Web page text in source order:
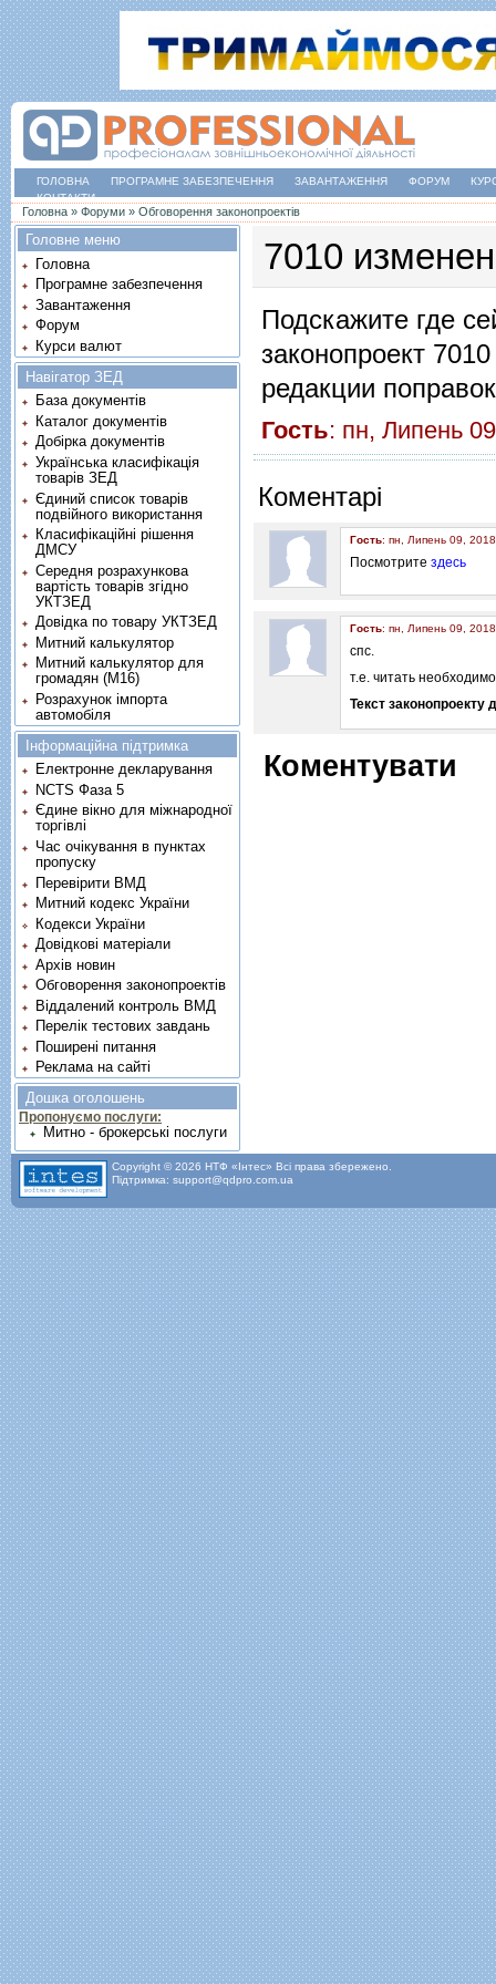
ГОЛОВНА ПРОГРАМНЕ ЗАБЕЗПЕЧЕННЯ ЗАВАНТАЖЕННЯ ФОРУМ
КОНТАКТИ
Ви є тут
Головна » Форуми » Обговорення законопроектів
7010
Подскажите где
законопроект
редакции
Гость: пн, Липень
Коментарі
Гость: пн, Липень 09,
Посмотрите здесь
Гость: пн, Липень 09,
спс.
т.е. читать
Текст законопроекту
Коментувати
Головне меню
Головна
Програмне забезпечення
Завантаження
Форум
Курси валют
Навігатор ЗЕД
База документів
Каталог документів
Добірка документів
Українська класифікація
товарів ЗЕД
Єдиний список товарів
подвійного використання
Класифікаційні рішення
ДМСУ
Середня розрахункова
вартість товарів згідно
УКТЗЕД
Довідка по товару УКТЗЕД
Митний калькулятор
Митний калькулятор для
громадян (М16)
Розрахунок імпорта
автомобіля
Інформаційна підтримка
Електронне декларування
NCTS Фаза 5
Єдине вікно для міжнародної
торгівлі
Час очікування в пунктах
пропуску
Перевірити ВМД
Митний кодекс України
Кодекси України
Довідкові матеріали
Архів новин
Обговорення законопроектів
Віддалений контроль ВМД
Перелік тестових завдань
Поширені питання
Реклама на сайті
Дошка оголошень
Пропонуємо послуги:
Митно - брокерські послуги
Copyright © 2026 НТФ «Інтес» Всі права збережено.
Підтримка: support@qdpro.com.ua